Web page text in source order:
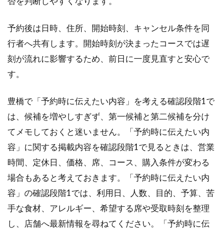
予約後は日時、住所、開始時刻、キャンセル条件を同
行者へ共有します。開始時刻が決まったコースでは遅
刻が流れに影響するため、前日に一度見直すと安心で
す。
豊橋で「予約時に伝えたい内容」を考える確認段階1で
は、候補を増やしすぎず、第一候補と第二候補を分け
てメモしておくと迷いません。「予約時に伝えたい内
容」に関する掲載内容を確認段階1で見るときは、営業
時間、定休日、価格、席、コース、購入条件が変わる
場合もあると考えておきます。「予約時に伝えたい内
容」の確認段階1では、利用日、人数、目的、予算、苦
手な食材、アレルギー、希望する席や受取時刻を整理
し、店舗へ最新情報を尋ねてください。「予約時に伝